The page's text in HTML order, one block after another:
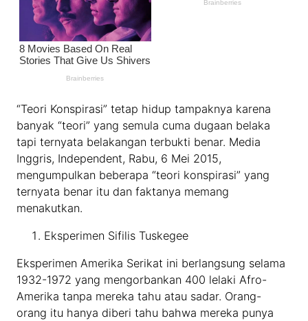
“Teori Konspirasi” tetap hidup tampaknya karena
banyak “teori” yang semula cuma dugaan belaka
tapi ternyata belakangan terbukti benar. Media
Inggris, Independent, Rabu, 6 Mei 2015,
mengumpulkan beberapa “teori konspirasi” yang
ternyata benar itu dan faktanya memang
menakutkan.
Eksperimen Sifilis Tuskegee
Eksperimen Amerika Serikat ini berlangsung selama
1932-1972 yang mengorbankan 400 lelaki Afro-
Amerika tanpa mereka tahu atau sadar. Orang-
orang itu hanya diberi tahu bahwa mereka punya